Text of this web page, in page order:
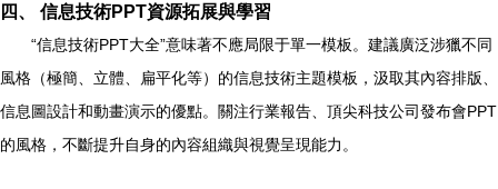
四、 信息技術PPT資源拓展與學習
“信息技術PPT大全”意味著不應局限于單一模板。建議廣泛涉獵不同
風格（極簡、立體、扁平化等）的信息技術主題模板，汲取其內容排版、
信息圖設計和動畫演示的優點。關注行業報告、頂尖科技公司發布會PPT
的風格，不斷提升自身的內容組織與視覺呈現能力。